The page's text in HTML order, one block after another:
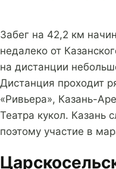
Забег на 42,2 км
недалеко от
на дистанции
Дистанция проходит
«Ривьера», Казань-
Театра кукол. Казань
поэтому участие в